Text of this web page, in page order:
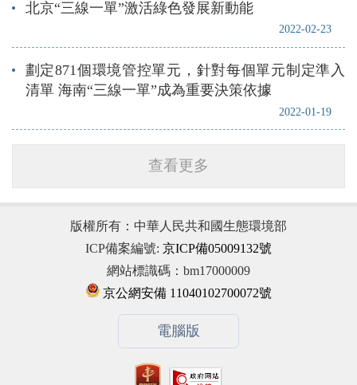
北京“三線一單”激活綠色發展新動能
2022-02-23
劃定871個環境管控單元，針對每個單元制定準入
清單 海南“三線一單”成為重要決策依據
2022-01-19
查看更多
版權所有：中華人民共和國生態環境部
ICP備案編號: 京ICP備05009132號
網站標識碼：bm17000009
京公網安備 11040102700072號
電腦版